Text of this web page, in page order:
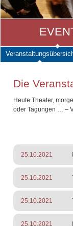
Die
Heute Theater,
oder Tagungen … –
25.10.2021
25.10.2021
25.10.2021
25.10.2021